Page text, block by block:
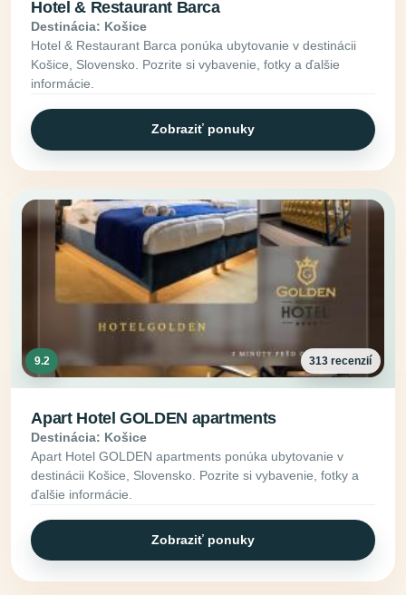
Hotel & Restaurant Barca
Destinácia: Košice
Hotel & Restaurant Barca ponúka ubytovanie v destinácii
Košice, Slovensko. Pozrite si vybavenie, fotky a ďalšie
informácie.
Zobraziť ponuky
9.2 313 recenzií
Apart Hotel GOLDEN apartments
Destinácia: Košice
Apart Hotel GOLDEN apartments ponúka ubytovanie v
destinácii Košice, Slovensko. Pozrite si vybavenie, fotky a
ďalšie informácie.
Zobraziť ponuky